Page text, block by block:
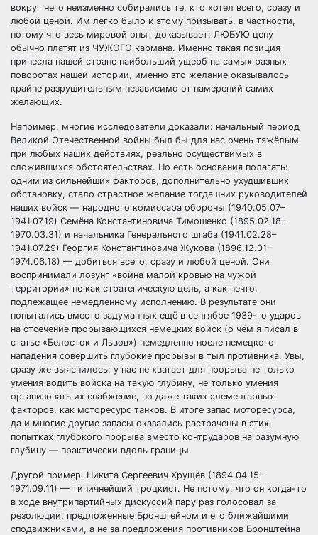
вокруг него неизменно собирались те, кто хотел всего, сразу и
любой ценой. Им легко было к этому призывать, в частности,
потому что весь мировой опыт доказывает: ЛЮБУЮ цену
обычно платят из ЧУЖОГО кармана. Именно такая позиция
принесла нашей стране наибольший ущерб на самых разных
поворотах нашей истории, именно это желание оказывалось
крайне разрушительным независимо от намерений самих
желающих.
Например, многие исследователи доказали: начальный период
Великой Отечественной войны был бы для нас очень тяжёлым
при любых наших действиях, реально осуществимых в
сложившихся обстоятельствах. Но есть основания полагать:
одним из сильнейших факторов, дополнительно ухудшивших
обстановку, стало страстное желание тогдашних руководителей
наших войск — народного комиссара обороны (1940.05.07–
1941.07.19) Семёна Константиновича Тимошенко (1895.02.18–
1970.03.31) и начальника Генерального штаба (1941.02.28–
1941.07.29) Георгия Константиновича Жукова (1896.12.01–
1974.06.18) — добиться всего, сразу и любой ценой. Они
воспринимали лозунг «война малой кровью на чужой
территории» не как стратегическую цель, а как нечто,
подлежащее немедленному исполнению. В результате они
попытались вместо задуманных ещё в сентябре 1939-го ударов
на отсечение прорывающихся немецких войск (о чём я писал в
статье «Белосток и Львов») немедленно после немецкого
нападения совершить глубокие прорывы в тыл противника. Увы,
сразу же выяснилось: у нас не хватает для прорыва не только
умения водить войска на такую глубину, не только умения
организовать их снабжение, но даже таких элементарных
факторов, как моторесурс танков. В итоге запас моторесурса,
да и многие другие запасы оказались растрачены в этих
попытках глубокого прорыва вместо контрударов на разумную
глубину — практически вдоль границы.
Другой пример. Никита Сергеевич Хрущёв (1894.04.15–
1971.09.11) — типичнейший троцкист. Не потому, что он когда-то
в ходе внутрипартийных дискуссий пару раз голосовал за
резолюции, предложенные Бронштейном и его ближайшими
сподвижниками, а не за предложения противников Бронштейна